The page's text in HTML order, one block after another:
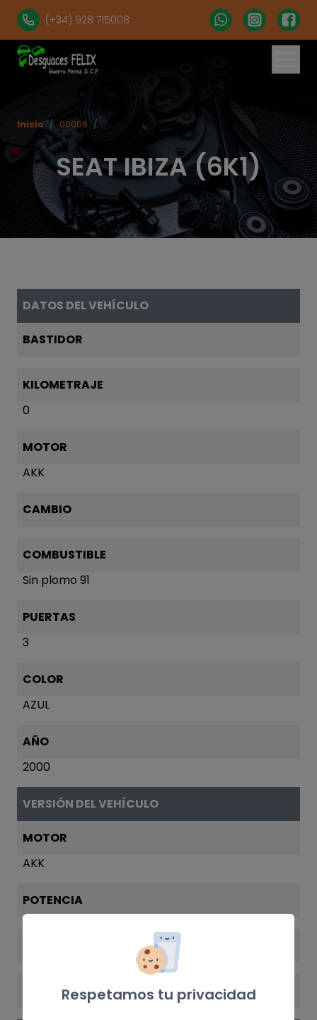
(+34) 928 715008
SEAT IBIZA (6K1)
Inicio / 00006 /
DATOS DEL VEHÍCULO
BASTIDOR
KILOMETRAJE
0
MOTOR
AKK
CAMBIO
COMBUSTIBLE
Sin plomo 91
PUERTAS
3
COLOR
AZUL
AÑO
2000
VERSIÓN DEL VEHÍCULO
MOTOR
AKK
POTENCIA
CAMBIORespetamos tu privacidad